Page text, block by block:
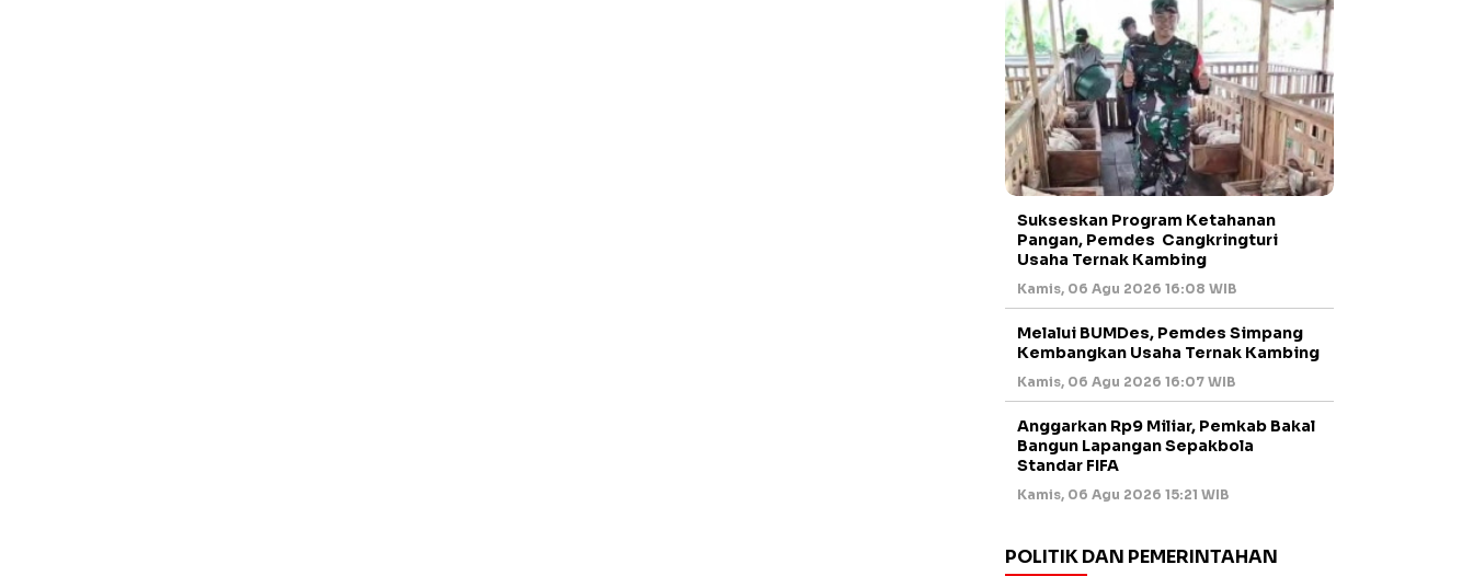
Sukseskan Program Ketahanan
Pangan, Pemdes Cangkringturi
Usaha Ternak Kambing
Kamis, 06 Agu 2026 16:08 WIB
Melalui BUMDes, Pemdes Simpang
Kembangkan Usaha Ternak Kambing
Kamis, 06 Agu 2026 16:07 WIB
Anggarkan Rp9 Miliar, Pemkab Bakal
Bangun Lapangan Sepakbola
Standar FIFA
Kamis, 06 Agu 2026 15:21 WIB
POLITIK DAN PEMERINTAHAN